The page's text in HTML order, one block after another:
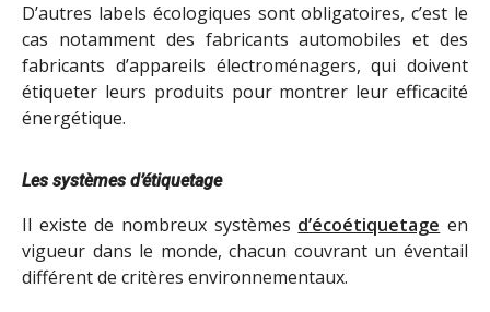
D’autres labels écologiques sont obligatoires, c’est le
cas notamment des fabricants automobiles et des
fabricants d’appareils électroménagers, qui doivent
étiqueter leurs produits pour montrer leur efficacité
énergétique.
Les systèmes d’étiquetage
Il existe de nombreux systèmes d’écoétiquetage en
vigueur dans le monde, chacun couvrant un éventail
différent de critères environnementaux.